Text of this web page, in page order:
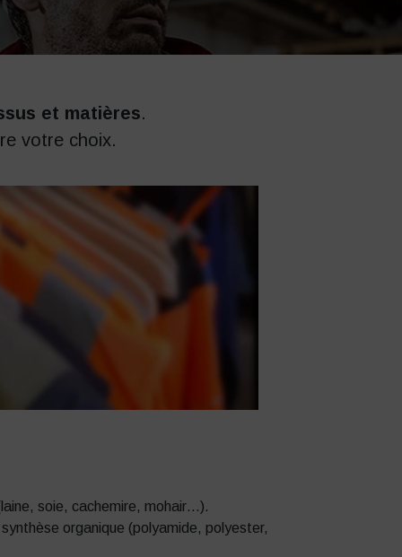
et matières.
votre choix.
soie, cachemire, mohair…).
organique (polyamide, polyester,